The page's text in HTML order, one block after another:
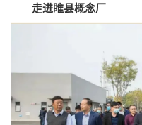
走进睢县概念厂